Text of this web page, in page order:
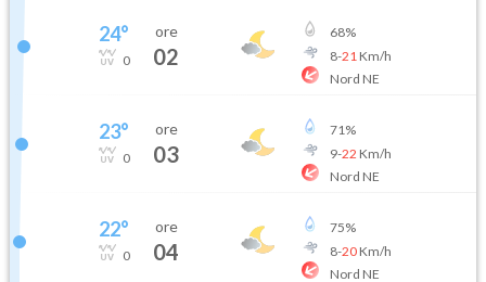
24°
0
ore
02
68%
8-21 Km/h
Nord NE
23°
0
ore
03
71%
9-22 Km/h
Nord NE
22°
0
ore
04
75%
8-20Km/h
Nord NE